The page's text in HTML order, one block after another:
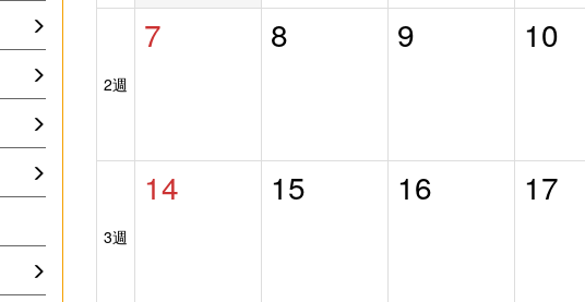
2週
7 8 9 10
3週
14 15 16 17